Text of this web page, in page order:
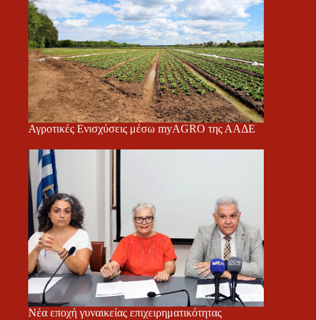
Αγροτικές Ενισχύσεις μέσω myAGRO της ΑΑΔΕ
Νέα εποχή γυναικείας επιχειρηματικότητας